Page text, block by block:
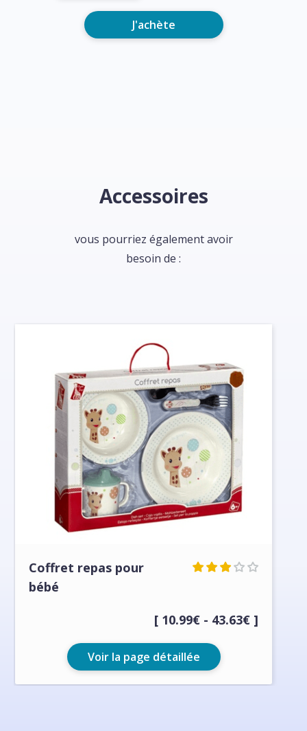
J'achète
Accessoires
vous pourriez également avoir
besoin de :
Coffret repas pour
bébé
[ 10.99€ - 43.63€ ]
Voir la page détaillée